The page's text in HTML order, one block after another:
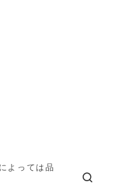
よっては品